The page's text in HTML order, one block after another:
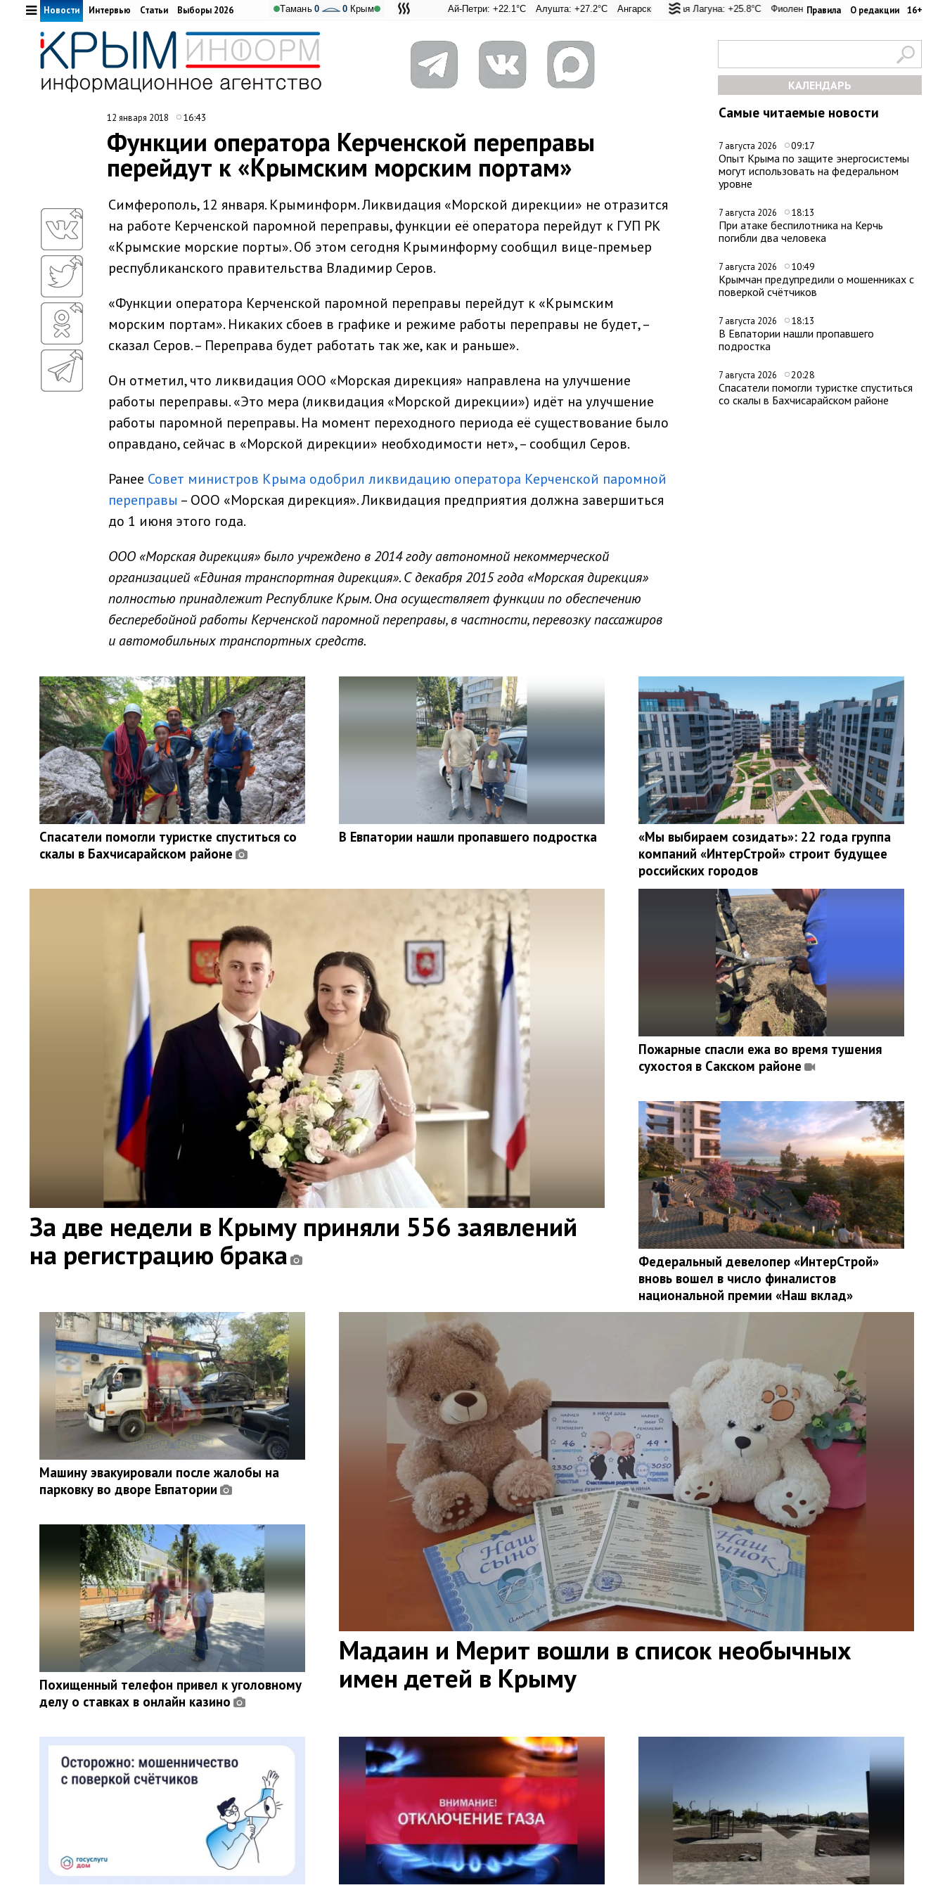
Правила О редакции 16+
Адмиральская Лагуна: +25.8°C Фиолент: +26.4°C Казачья бухта: +26.2°C
Ай-Петри: +22.1°C Алушта: +27.2°C Ангарский перевал: +25.1°C Евпатория: +27.6°C Керчь: +28.7°C Никитский сад:
Тамань 0 0 Крым
Новости Интервью Статьи Выборы 2026
КАЛЕНДАРЬ
Самые читаемые новости
7 августа 2026 09:17
Опыт Крыма по защите энергосистемы
могут использовать на федеральном
уровне
7 августа 2026 18:13
При атаке беспилотника на Керчь
погибли два человека
7 августа 2026 10:49
Крымчан предупредили о мошенниках с
поверкой счётчиков
7 августа 2026 18:13
В Евпатории нашли пропавшего
подростка
7 августа 2026 20:28
Спасатели помогли туристке спуститься
со скалы в Бахчисарайском районе
12 января 2018 16:43
Функции оператора Керченской переправы
перейдут к «Крымским морским портам»
Симферополь, 12 января. Крыминформ. Ликвидация «Морской дирекции» не отразится
на работе Керченской паромной переправы, функции её оператора перейдут к ГУП РК
«Крымские морские порты». Об этом сегодня Крыминформу сообщил вице-премьер
республиканского правительства Владимир Серов.
«Функции оператора Керченской паромной переправы перейдут к «Крымским
морским портам». Никаких сбоев в графике и режиме работы переправы не будет, –
сказал Серов. – Переправа будет работать так же, как и раньше».
Он отметил, что ликвидация ООО «Морская дирекция» направлена на улучшение
работы переправы. «Это мера (ликвидация «Морской дирекции») идёт на улучшение
работы паромной переправы. На момент переходного периода её существование было
оправдано, сейчас в «Морской дирекции» необходимости нет», – сообщил Серов.
Ранее Совет министров Крыма одобрил ликвидацию оператора Керченской паромной
переправы – ООО «Морская дирекция». Ликвидация предприятия должна завершиться
до 1 июня этого года.
ООО «Морская дирекция» было учреждено в 2014 году автономной некоммерческой
организацией «Единая транспортная дирекция». С декабря 2015 года «Морская дирекция»
полностью принадлежит Республике Крым. Она осуществляет функции по обеспечению
бесперебойной работы Керченской паромной переправы, в частности, перевозку пассажиров
и автомобильных транспортных средств.
Спасатели помогли туристке спуститься со
скалы в Бахчисарайском районе
В Евпатории нашли пропавшего подростка
«Мы выбираем созидать»: 22 года группа
компаний «ИнтерСтрой» строит будущее
российских городов
За две недели в Крыму приняли 556 заявлений
на регистрацию брака
Пожарные спасли ежа во время тушения
сухостоя в Сакском районе
Федеральный девелопер «ИнтерСтрой»
вновь вошел в число финалистов
национальной премии «Наш вклад»
Мадаин и Мерит вошли в список необычных
имен детей в Крыму
Машину эвакуировали после жалобы на
парковку во дворе Евпатории
Похищенный телефон привел к уголовному
делу о ставках в онлайн казино